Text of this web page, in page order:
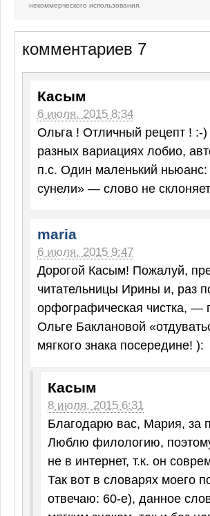
некоммерческого использования.
комментариев 7
Касым
6 июля, 2015 8:34
Ольга ! Отличный рецепт ! :-
разных вариациях лобио,
п.с. Один маленький ньюанс:
сунели» — слово не
maria
6 июля, 2015 9:47
Дорогой Касым! Пожалуй,
читательницы Ирины и, раз
орфографическая чистка, —
Ольге Баклановой
мягкого знака посередине! ):
Касым
8 июля, 2015 6:31
Благодарю вас, Мария, за
Люблю филологию,
не в интернет, т.к. он
Так вот в словарях моего
отвечаю: 60-е), данное